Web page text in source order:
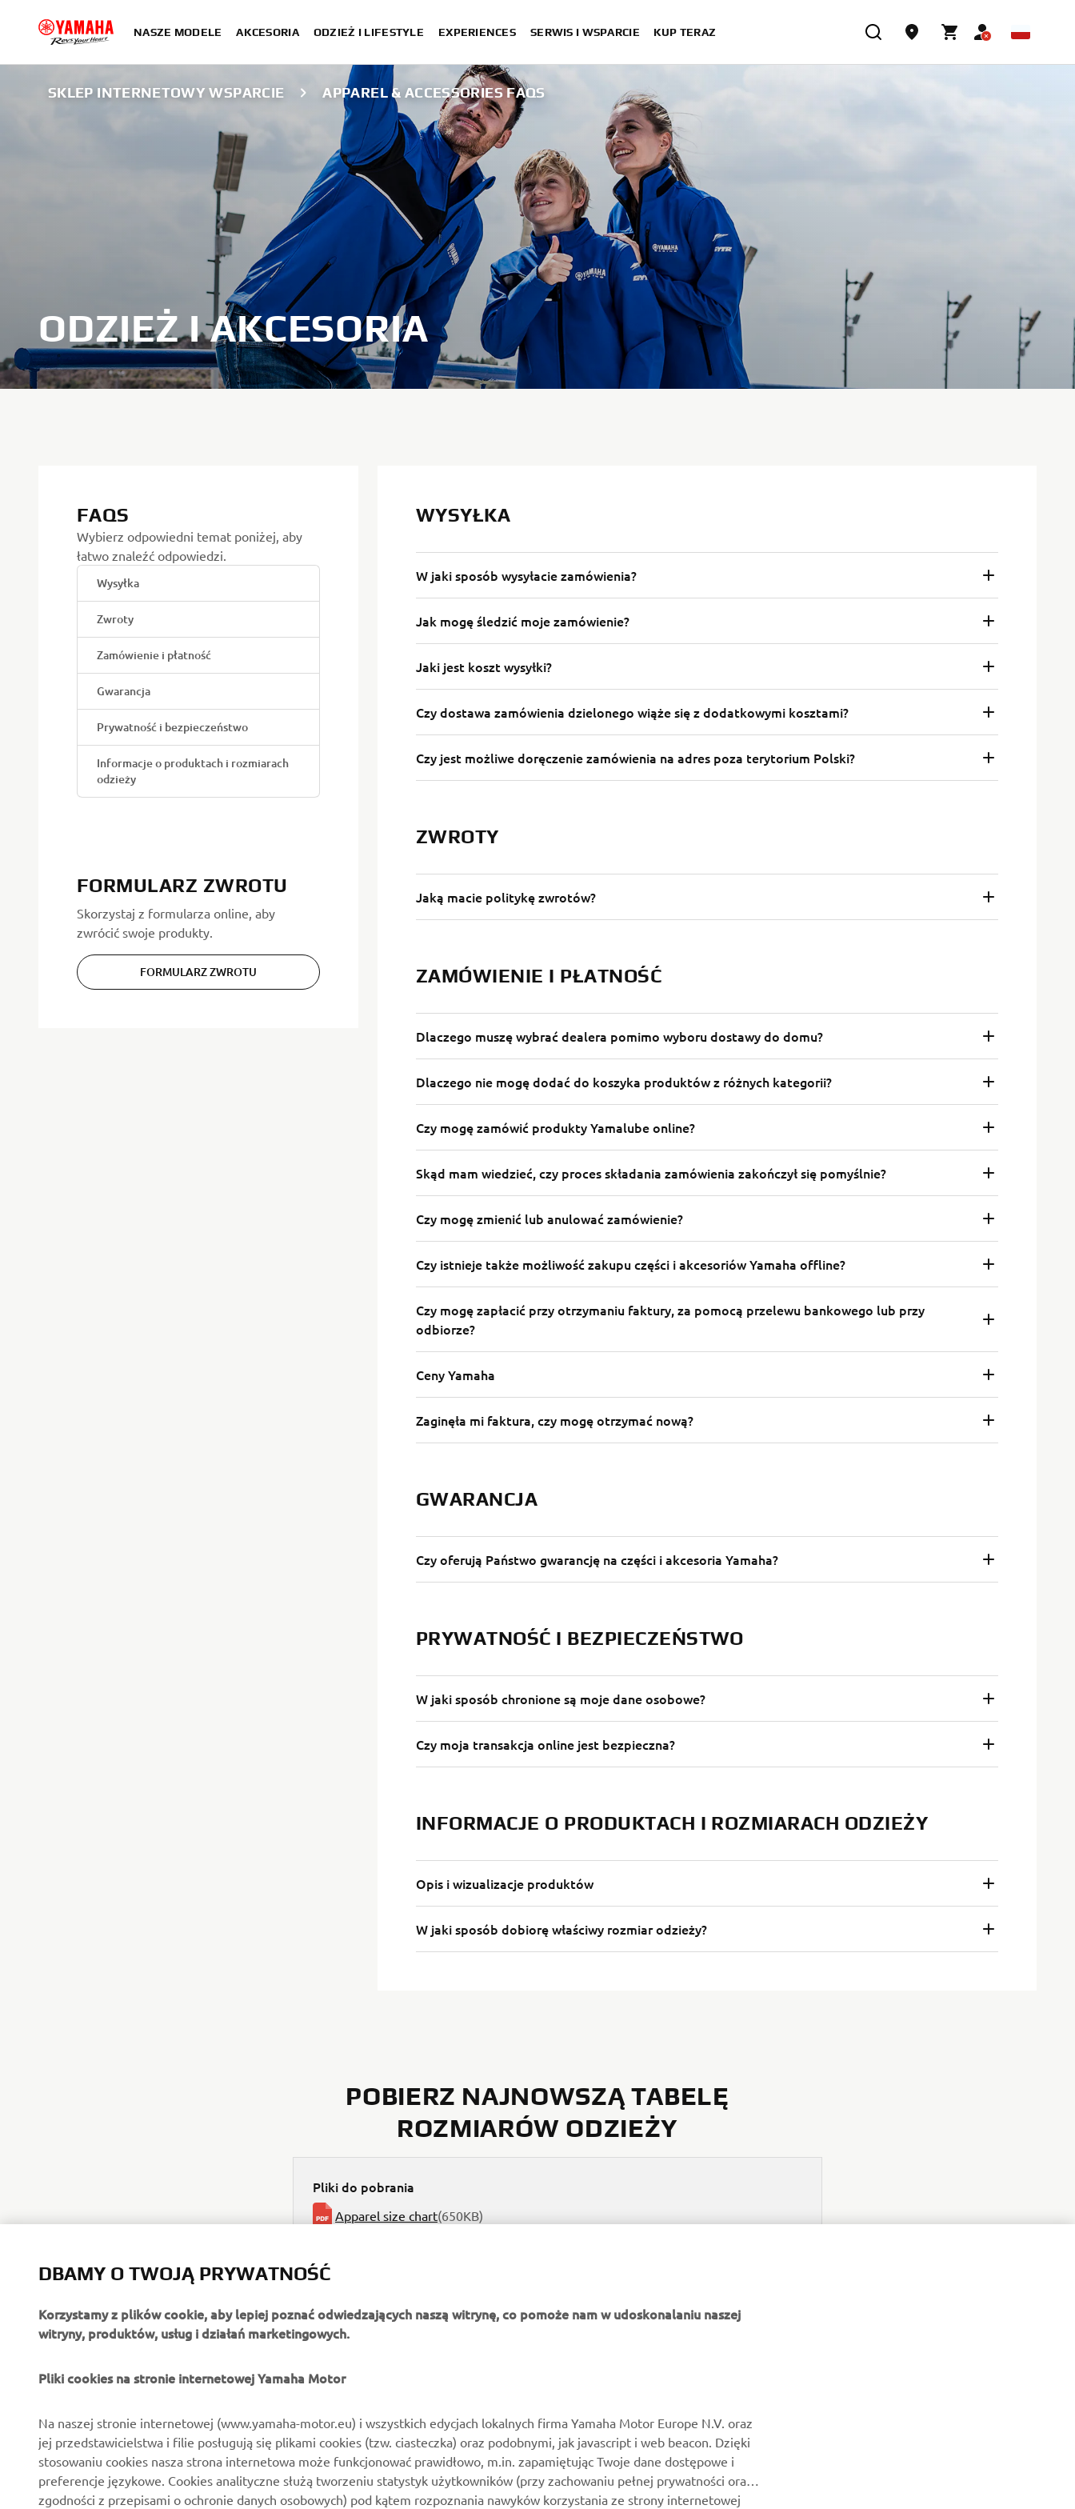
NASZE MODELE AKCESORIA ODZIEŻ I LIFESTYLE EXPERIENCES SERWIS I WSPARCIE KUP TERAZ
SKLEP INTERNETOWY WSPARCIE APPAREL & ACCESSORIES FAQS
ODZIEŻ I AKCESORIA
FAQS
Wybierz odpowiedni temat poniżej, aby
łatwo znaleźć odpowiedzi.
Wysyłka
Zwroty
Zamówienie i płatność
Gwarancja
Prywatność i bezpieczeństwo
Informacje o produktach i rozmiarach
odzieży
FORMULARZ ZWROTU
Skorzystaj z formularza online, aby
zwrócić swoje produkty.
FORMULARZ ZWROTU
WYSYŁKA
W jaki sposób wysyłacie zamówienia?
Jak mogę śledzić moje zamówienie?
Jaki jest koszt wysyłki?
Czy dostawa zamówienia dzielonego wiąże się z dodatkowymi kosztami?
Czy jest możliwe doręczenie zamówienia na adres poza terytorium Polski?
ZWROTY
Jaką macie politykę zwrotów?
ZAMÓWIENIE I PŁATNOŚĆ
Dlaczego muszę wybrać dealera pomimo wyboru dostawy do domu?
Dlaczego nie mogę dodać do koszyka produktów z różnych kategorii?
Czy mogę zamówić produkty Yamalube online?
Skąd mam wiedzieć, czy proces składania zamówienia zakończył się pomyślnie?
Czy mogę zmienić lub anulować zamówienie?
Czy istnieje także możliwość zakupu części i akcesoriów Yamaha offline?
Czy mogę zapłacić przy otrzymaniu faktury, za pomocą przelewu bankowego lub przy
odbiorze?
Ceny Yamaha
Zaginęła mi faktura, czy mogę otrzymać nową?
GWARANCJA
Czy oferują Państwo gwarancję na części i akcesoria Yamaha?
PRYWATNOŚĆ I BEZPIECZEŃSTWO
W jaki sposób chronione są moje dane osobowe?
Czy moja transakcja online jest bezpieczna?
INFORMACJE O PRODUKTACH I ROZMIARACH ODZIEŻY
Opis i wizualizacje produktów
W jaki sposób dobiorę właściwy rozmiar odzieży?
POBIERZ NAJNOWSZĄ TABELĘ
ROZMIARÓW ODZIEŻY
Pliki do pobrania
Apparel size chart(650KB)
O FIRMIE
Aktualności
Polska strona prasowa
DLA BIZNESU
Systemy Yamaha eBike
Służby mundurowe
funkcjonalne
Yamaha Music
Yamaha Racing
Yamaha Motor Global
Zarezerwuj konserwację
Kontakt
Mapa dealerów
wydarzeniach specjalnych, nowościach i nie tylko
DBAMY O TWOJĄ PRYWATNOŚĆ
Korzystamy z plików cookie, aby lepiej poznać odwiedzających naszą witrynę, co pomoże nam w udoskonalaniu naszej
witryny, produktów, usług i działań marketingowych.
Pliki cookies na stronie internetowej Yamaha Motor
Na naszej stronie internetowej (www.yamaha-motor.eu) i wszystkich edycjach lokalnych firma Yamaha Motor Europe N.V. oraz
jej przedstawicielstwa i filie posługują się plikami cookies (tzw. ciasteczka) oraz podobnymi, jak javascript i web beacon. Dzięki
stosowaniu cookies nasza strona internetowa może funkcjonować prawidłowo, m.in. zapamiętując Twoje dane dostępowe i
preferencje językowe. Cookies analityczne służą tworzeniu statystyk użytkowników (przy zachowaniu pełnej prywatności oraz
zgodności z przepisami o ochronie danych osobowych) pod kątem rozpoznania nawyków korzystania ze strony internetowej